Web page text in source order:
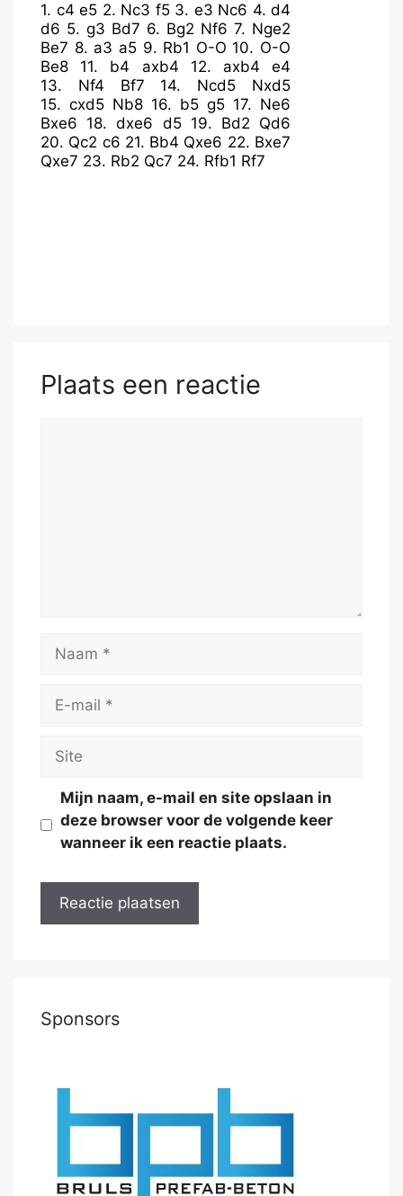
1. c4 e5 2. Nc3 f5 3. e3 Nc6 4. d4
d6 5. g3 Bd7 6. Bg2 Nf6 7. Nge2
Be7 8. a3 a5 9. Rb1 O-O 10. O-O
Be8
11. b4 axb4 12. axb4
e4
13. Nf4 Bf7 14. Ncd5
Nxd5
15. cxd5 Nb8 16. b5 g5 17. Ne6
Bxe6 18.dxe6 d5 19. Bd2 Qd6
20. Qc2 c6 21. Bb4 Qxe6 22. Bxe7
Qxe7 23. Rb2 Qc7 24. Rfb1 Rf7
Plaats een reactie
Naam
Site
Mijn naam, e-mail en site opslaan in
deze browser voor de volgende keer
wanneer ik een reactie plaats.
Sponsors